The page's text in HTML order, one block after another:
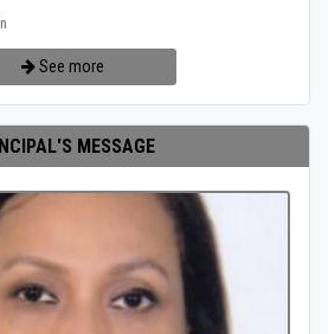
See more
MESSAGE